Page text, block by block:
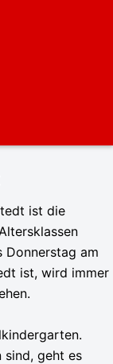
ist die
am
ist, wird immer
sind, geht es